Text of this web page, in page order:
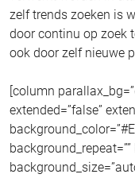
zelf trends zoeken is
door continu op zoek
ook door zelf nieuwe
[column
extended=”false”